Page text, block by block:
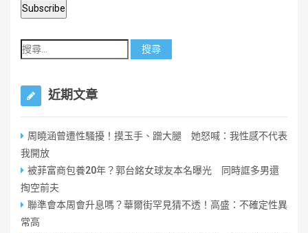
近期文章
周曉涵曾遭性騷擾！摸玉手、蹭大腿 她怒喊：我性感不代表
我開放
被菲富商包養20年？郭台銘女球友本名曝光 同時誆多男還
掏空前夫
聯準會本周會升息嗎？華爾街罕見猜不透！高盛：不確定性異
常高